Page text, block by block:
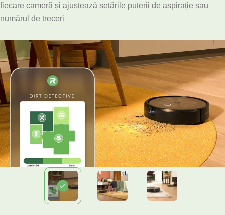
fiecare cameră și ajustează setările puterii de aspirație sau
numărul de treceri